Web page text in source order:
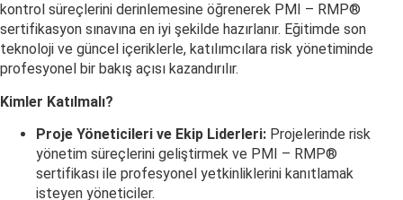
kontrol süreçlerini derinlemesine öğrenerek PMI – RMP®
sertifikasyon sınavına en iyi şekilde hazırlanır. Eğitimde son
teknoloji ve güncel içeriklerle, katılımcılara risk yönetiminde
profesyonel bir bakış açısı kazandırılır.
Kimler Katılmalı?
Proje Yöneticileri ve Ekip Liderleri: Projelerinde risk
yönetim süreçlerini geliştirmek ve PMI – RMP®
sertifikası ile profesyonel yetkinliklerini kanıtlamak
isteyen yöneticiler.